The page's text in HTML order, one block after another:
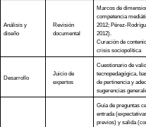
Análisis y
diseño
Revisión
documental
Marcos de
competencia
2012; Pérez-
2012).
Curación de
crisis sociopolítica
Desarrollo
Juicio de
expertos
Cuestionario de
tecnopedagógica,
de pertinencia y
sugerencias
Guía de preguntas
entrada
previos) y salida